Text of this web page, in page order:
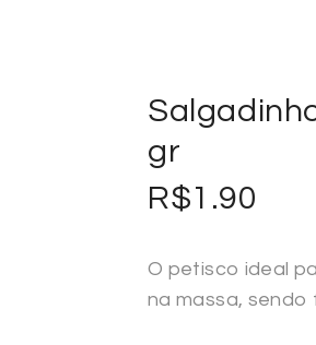
gr
R$1.90
O petisco ideal
na massa,